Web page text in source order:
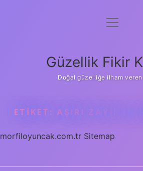
Anasayfa
Yasal Uyarı
menüyü
Güzellik Fikir
Doğal güzelliğe ilham
ETIKET: AŞIRI ZAYIF NE
morfiloyuncak.com.tr Sitemap